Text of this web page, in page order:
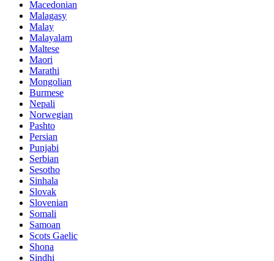
Macedonian
Malagasy
Malay
Malayalam
Maltese
Maori
Marathi
Mongolian
Burmese
Nepali
Norwegian
Pashto
Persian
Punjabi
Serbian
Sesotho
Sinhala
Slovak
Slovenian
Somali
Samoan
Scots Gaelic
Shona
Sindhi